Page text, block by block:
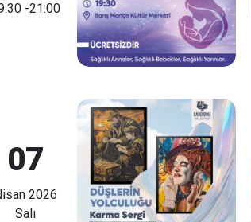
-21:00
07
2026
Salı